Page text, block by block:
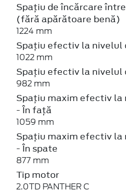
Spațiu de încărcare
(fără apărătoare benă)
1224 mm
Spațiu efectiv la nivelul
1022 mm
Spațiu efectiv la nivelul
982 mm
Spațiu maxim efectiv
- În față
1059 mm
Spațiu maxim efectiv
- În spate
877 mm
Tip motor
2.0TD PANTHER C